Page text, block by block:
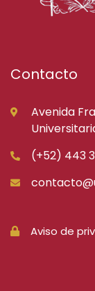
Contacto
Avenida
(+52) 443
Aviso de